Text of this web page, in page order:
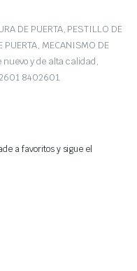
DE PUERTA, PESTILLO DE
PUERTA, MECANISMO DE
nuevo y de alta calidad,
8402601.
a favoritos y sigue el